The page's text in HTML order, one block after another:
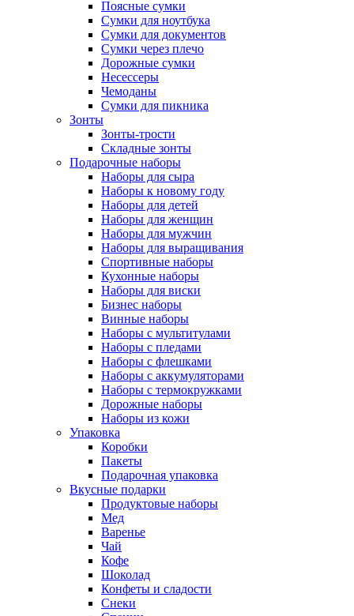
Поясные сумки
Сумки для ноутбука
Сумки для документов
Сумки через плечо
Дорожные сумки
Несессеры
Чемоданы
Сумки для пикника
Зонты
Зонты-трости
Складные зонты
Подарочные наборы
Наборы для сыра
Наборы к новому году
Наборы для детей
Наборы для женщин
Наборы для мужчин
Наборы для выращивания
Спортивные наборы
Кухонные наборы
Наборы для виски
Бизнес наборы
Винные наборы
Наборы с мультитулами
Наборы с пледами
Наборы с флешками
Наборы с аккумуляторами
Наборы с термокружками
Дорожные наборы
Наборы из кожи
Упаковка
Коробки
Пакеты
Подарочная упаковка
Вкусные подарки
Продуктовые наборы
Мед
Варенье
Чай
Кофе
Шоколад
Конфеты и сладости
Снеки